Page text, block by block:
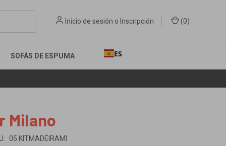
Inicio de sesión o Inscripción (0)
SOFÁS DE ESPUMA ES
Milano
05.KITMADEIRAMI